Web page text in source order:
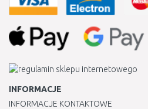
INFORMACJE
INFORMACJE KONTAKTOWE